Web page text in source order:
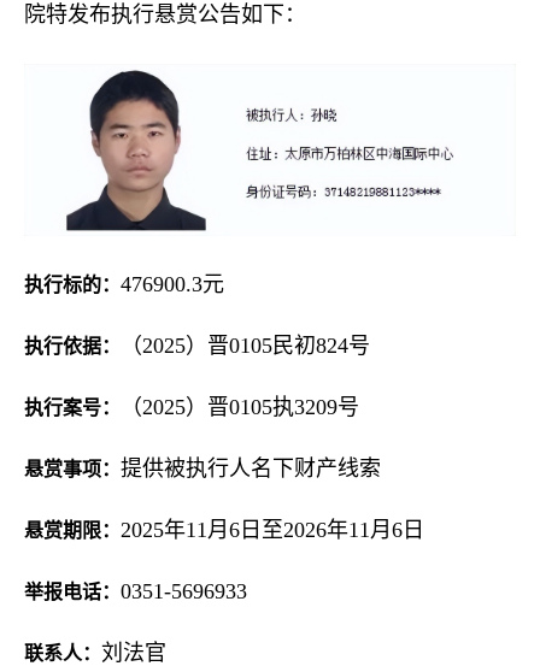
院特发布执行悬赏公告如下：
执行标的： 476900.3元
执行依据： （2025）晋0105民初824号
执行案号： （2025）晋0105执3209号
悬赏事项： 提供被执行人名下财产线索
悬赏期限： 2025年11月6日至2026年11月6日
举报电话： 0351-5696933
联系人： 刘法官